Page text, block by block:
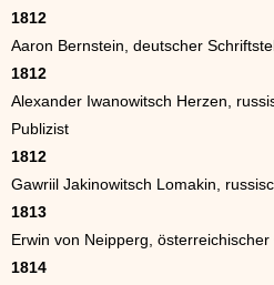
1812
Aaron Bernstein, deutscher
1812
Alexander Iwanowitsch Herzen,
Publizist
1812
Gawriil Jakinowitsch Lomakin,
1813
Erwin von Neipperg,
1814